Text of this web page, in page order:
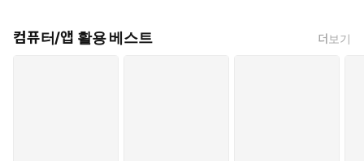
컴퓨터/앱 활용 베스트 더보기